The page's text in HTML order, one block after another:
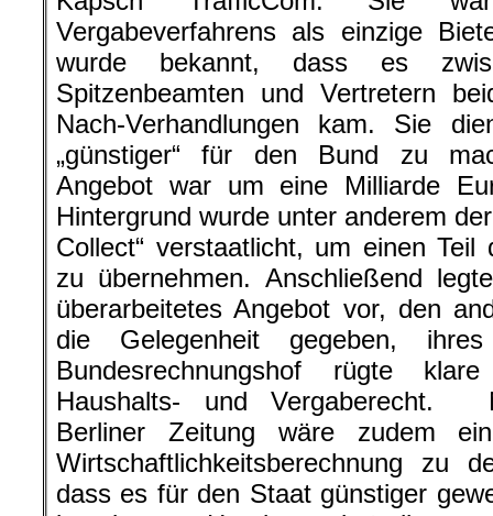
Vergabeverfahrens als einzige
wurde bekannt, dass es
Spitzenbeamten und Vertretern
Nach-Verhandlungen kam. Sie
„günstiger“ für den Bund zu
Angebot war um eine Milliarde
Hintergrund wurde unter anderem
Collect“ verstaatlicht, um einen
zu übernehmen. Anschließend
überarbeitetes Angebot vor, den
die Gelegenheit gegeben,
Bundesrechnungshof rügte
Haushalts- und Vergaberecht.
Berliner Zeitung wäre zudem
Wirtschaftlichkeitsberechnung zu
dass es für den Staat günstiger